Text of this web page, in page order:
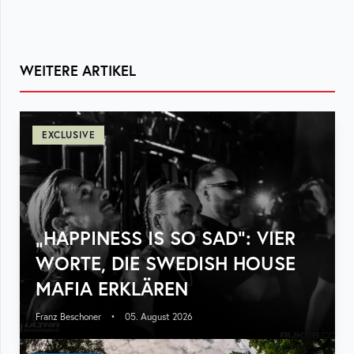
WEITERE ARTIKEL
EXCLUSIVE
„HAPPINESS IS SO SAD“: VIER
WORTE, DIE SWEDISH HOUSE
MAFIA ERKLÄREN
Franz Beschoner • 05. August 2026